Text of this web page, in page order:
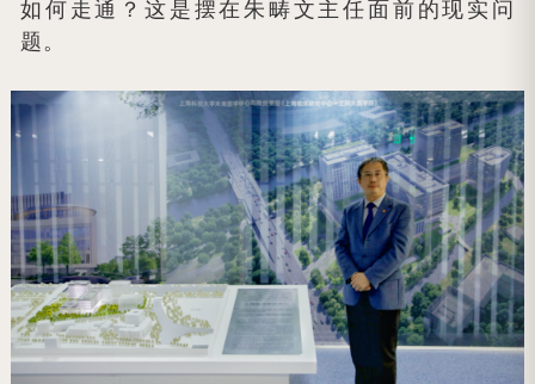
如何走通？这是摆在朱畴文主任面前的现实问
题。